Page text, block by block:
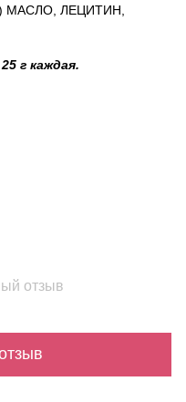
МАСЛО, ЛЕЦИТИН,
г каждая.
отзыв